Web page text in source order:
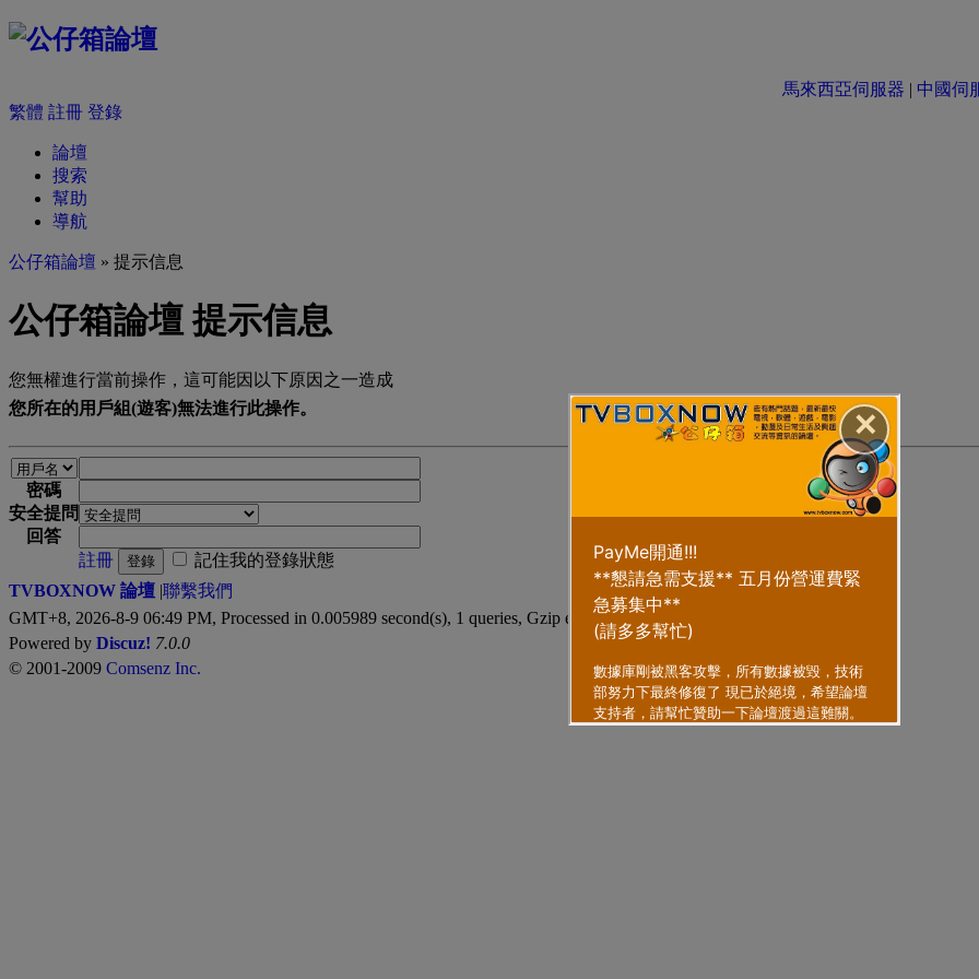
✕
馬來西亞伺服器 | 中國伺
繁體 註冊 登錄
論壇
搜索
幫助
導航
公仔箱論壇 » 提示信息
公仔箱論壇 提示信息
您無權進行當前操作，這可能因以下原因之一造成
您所在的用戶組(遊客)無法進行此操作。
密碼
安全提問
回答
註冊
登錄
記住我的登錄狀態
TVBOXNOW 論壇 |聯繫我們
GMT+8, 2026-8-9 06:49 PM, Processed in 0.005989 second(s), 1 queries, Gzip enabled.
Powered by Discuz! 7.0.0
© 2001-2009 Comsenz Inc.